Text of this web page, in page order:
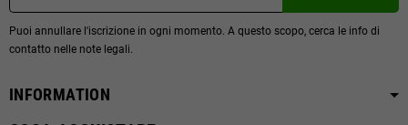
Puoi annullare l'iscrizione in ogni momento. A questo scopo, cerca le info di
contatto nelle note legali.
INFORMATION